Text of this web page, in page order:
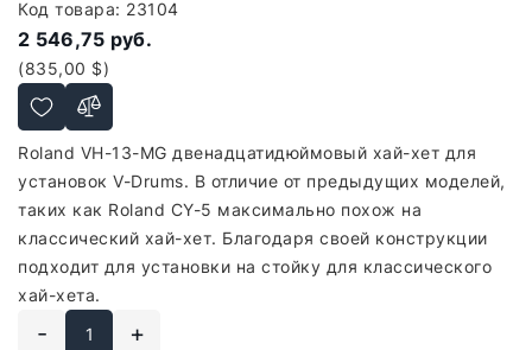
Код товара: 23104
2 546,75 руб.
(835,00 $)
Roland VH-13-MG двенадцатидюймовый хай-хет для
установок V-Drums. В отличие от предыдущих моделей,
таких как Roland CY-5 максимально похож на
классический хай-хет. Благодаря своей конструкции
подходит для установки на стойку для классического
хай-хета.
- +